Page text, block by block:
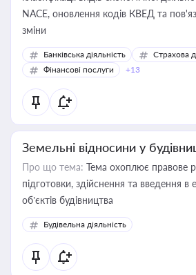
NACE, оновлення кодів КВЕД та
зміни
Банківська діяльність
Страхова
Фінансові послуги
+13
Земельні відносини у
Про що тема: Тема охоплює правове
підготовки, здійснення та введення в
об’єктів будівництва
Будівельна діяльність